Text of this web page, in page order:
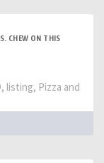
CHEW ON THIS
listing, Pizza and